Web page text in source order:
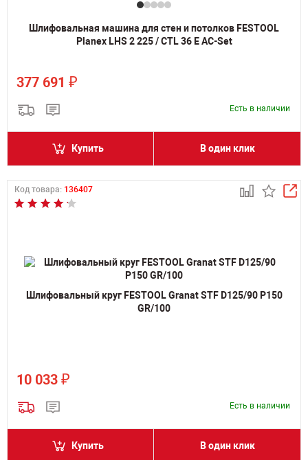
Шлифовальная машина для стен и потолков FESTOOL
Planex LHS 2 225 / CTL 36 E AC-Set
377 691 ₽
Есть в наличии
Купить В один клик
Код товара: 136407
Шлифовальный круг FESTOOL Granat STF D125/90 P150
GR/100
10 033 ₽
Есть в наличии
Купить В один клик